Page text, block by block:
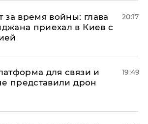
за время войны: глава
приехал в Киев с
20:17
для связи и
представили дрон
19:49